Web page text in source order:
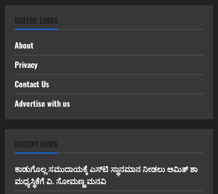
USEFUL LINKS
About
Privacy
Contact Us
Advertise with us
RECENT NEWS
ಕಾಡುಗೊಲ್ಲ ಸಮುದಾಯಕ್ಕೆ ಎಸ್‌ಟಿ ಸ್ಥಾನಮಾನ ನೀಡಲು ಅಮಿತ್ ಶಾ
ಮಧ್ಯಸ್ಥಿಕೆಗೆ ವಿ. ಸೋಮಣ್ಣ ಮನವಿ